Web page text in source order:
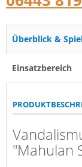
Überblick &
Einsatzbereich
"Mahulan